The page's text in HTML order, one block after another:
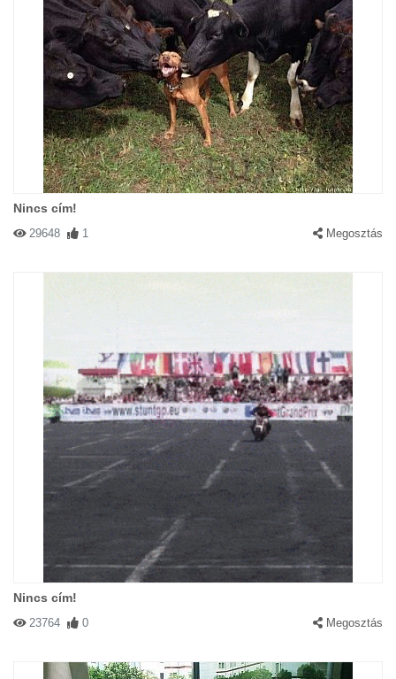
Nincs cím!
29648 1 Megosztás
Nincs cím!
23764 0 Megosztás